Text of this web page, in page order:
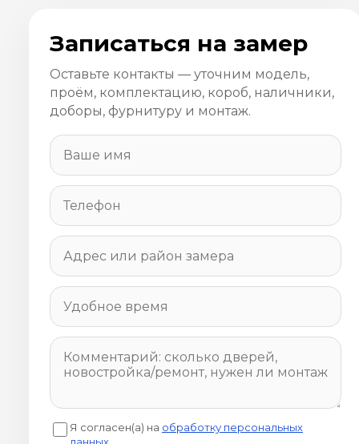
Записаться на замер
Оставьте контакты — уточним модель,
проём, комплектацию, короб, наличники,
доборы, фурнитуру и монтаж.
Я согласен(а) на обработку персональных